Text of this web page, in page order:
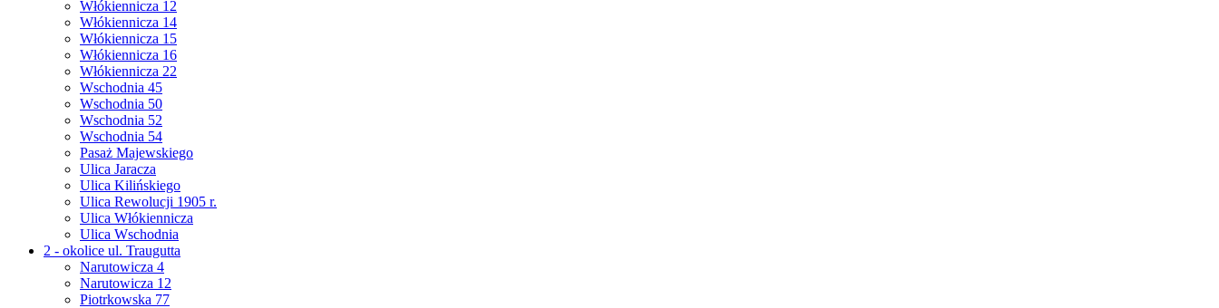
Włókiennicza 12
Włókiennicza 14
Włókiennicza 15
Włókiennicza 16
Włókiennicza 22
Wschodnia 45
Wschodnia 50
Wschodnia 52
Wschodnia 54
Pasaż Majewskiego
Ulica Jaracza
Ulica Kilińskiego
Ulica Rewolucji 1905 r.
Ulica Włókiennicza
Ulica Wschodnia
2 - okolice ul. Traugutta
Narutowicza 4
Narutowicza 12
Piotrkowska 77